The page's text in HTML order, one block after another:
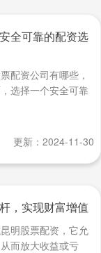
全可靠的配资选
配资公司有哪些，
选择一个安全可靠
更新：2024-11-30
，实现财富增值
明股票配资，它允
而放大收益或亏